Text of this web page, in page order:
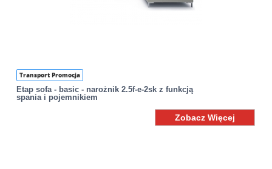
Transport Promocja
Etap sofa - basic - narożnik 2.5f-e-2sk z funkcją
spania i pojemnikiem
Zobacz Więcej